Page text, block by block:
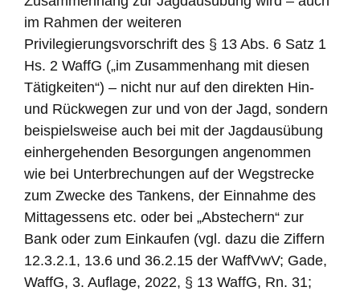
im Rahmen der weiteren
Privilegierungsvorschrift des § 13 Abs. 6 Satz 1
Hs. 2 WaffG („im Zusammenhang mit diesen
Tätigkeiten“) – nicht nur auf den direkten Hin-
und Rückwegen zur und von der Jagd, sondern
beispielsweise auch bei mit der Jagdausübung
einhergehenden Besorgungen angenommen
wie bei Unterbrechungen auf der Wegstrecke
zum Zwecke des Tankens, der Einnahme des
Mittagessens etc. oder bei „Abstechern“ zur
Bank oder zum Einkaufen (vgl. dazu die Ziffern
12.3.2.1, 13.6 und 36.2.15 der WaffVwV; Gade,
WaffG, 3. Auflage, 2022, § 13 WaffG, Rn. 31;